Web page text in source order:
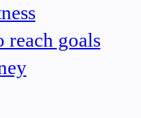
reach goals